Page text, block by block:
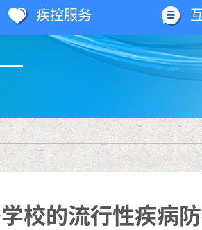
疾控服务
校的流行性疾病